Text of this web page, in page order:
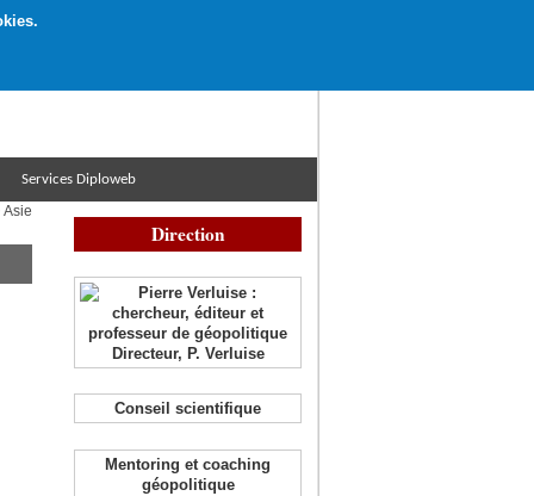
Services Diploweb
Asie
Direction
Directeur, P. Verluise
Conseil scientifique
Mentoring et coaching
géopolitique